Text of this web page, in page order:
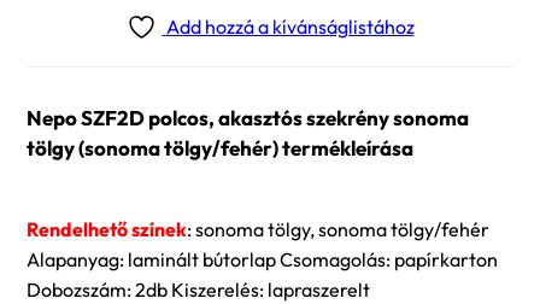
Add hozzá a kívánságlistához
Nepo SZF2D polcos, akasztós szekrény sonoma
tölgy (sonoma tölgy/fehér) termékleírása
Rendelhető színek: sonoma tölgy, sonoma tölgy/fehér
Alapanyag: laminált bútorlap Csomagolás: papírkarton
Dobozszám: 2db Kiszerelés: lapraszerelt